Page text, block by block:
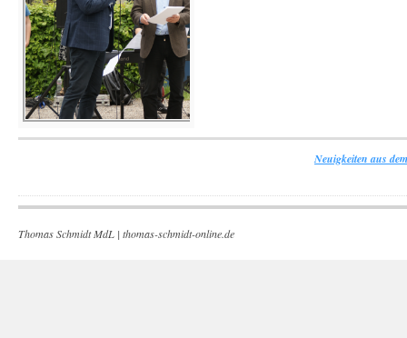
Neuigkeiten aus
Thomas Schmidt MdL | thomas-schmidt-online.de